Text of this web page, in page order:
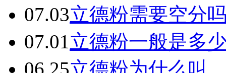
07.03立德粉需要空分
07.01立德粉一般是多